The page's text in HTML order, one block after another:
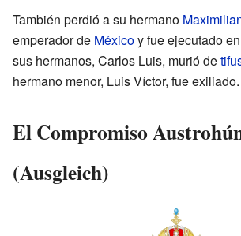
También perdió a su hermano
emperador de Méxicoy fue ejecutado
sus hermanos, Carlos Luis, murió de
hermano menor, Luis Víctor, fue exiliado.
El Compromiso
(Ausgleich)